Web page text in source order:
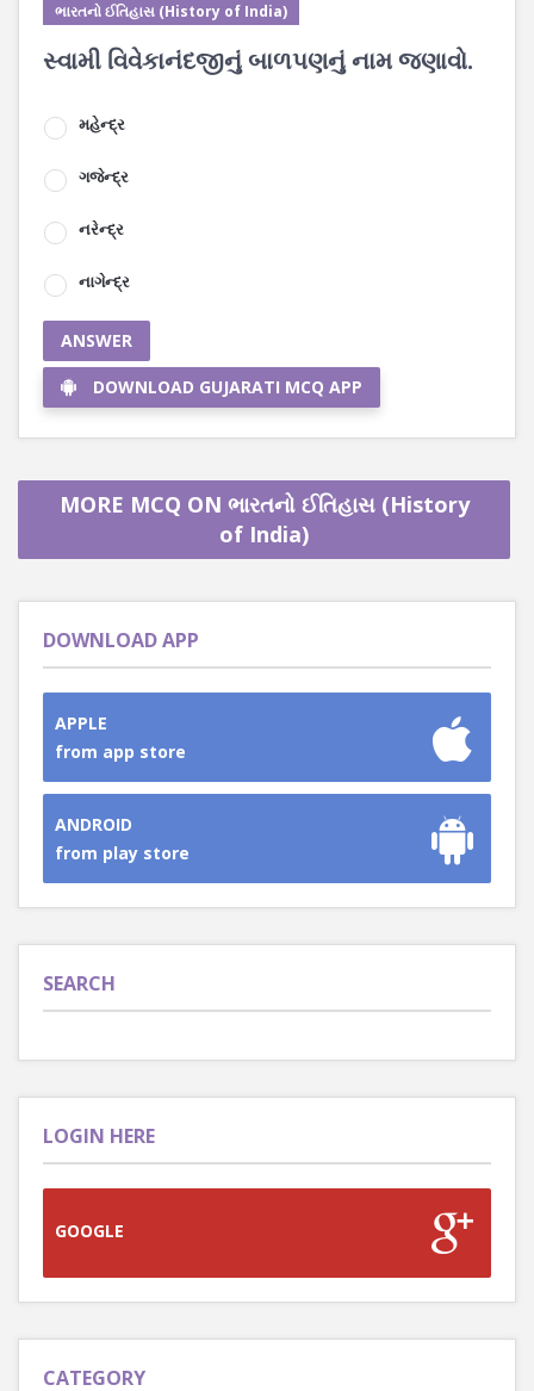
ભારતનો ઈતિહાસ (History of India)
સ્વામી વિવેકાનંદજીનું બાળપણનું નામ જણાવો.
મહેન્દ્ર
ગજેન્દ્ર
નરેન્દ્ર
નાગેન્દ્ર
ANSWER
DOWNLOAD GUJARATI MCQ APP
MORE MCQ ON ભારતનો ઈતિહાસ (History
of India)
DOWNLOAD APP
APPLE
from app store
ANDROID
from play store
SEARCH
LOGIN HERE
GOOGLE
CATEGORY